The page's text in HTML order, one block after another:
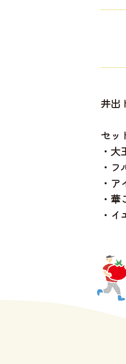
井出
セッ
・大
・フ
・ア
・華
・イ